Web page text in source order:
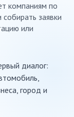
компаниям по
заявки
или
диалог:
город и